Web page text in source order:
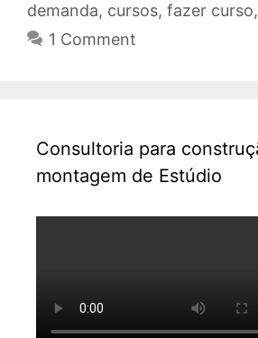
demanda, cursos, fazer curso,
1 Comment
Consultoria para
montagem de Estúdio